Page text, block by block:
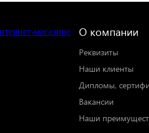
О компании
Реквизиты
Наши клиенты
Дипломы,
Вакансии
Наши